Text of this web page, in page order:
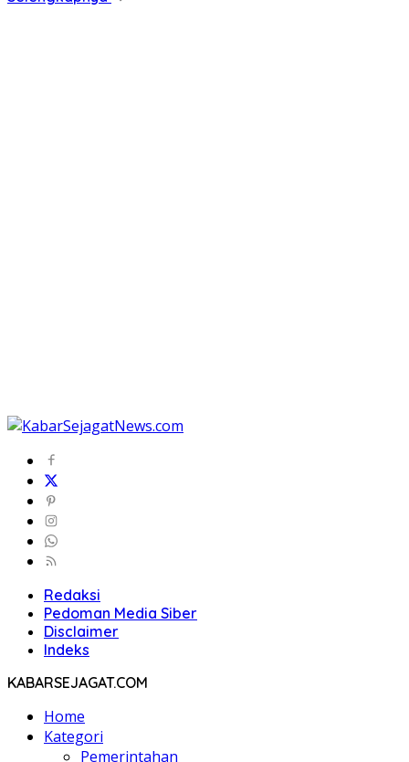
Redaksi
Pedoman Media Siber
Disclaimer
Indeks
KABARSEJAGAT.COM
Home
Kategori
Pemerintahan